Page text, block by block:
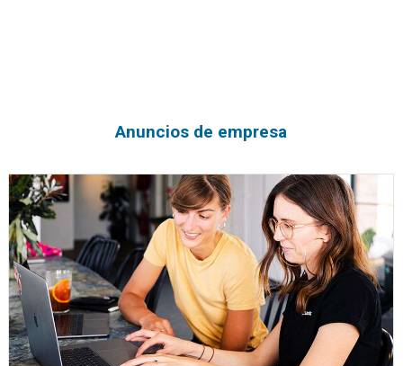
Anuncios de empresa